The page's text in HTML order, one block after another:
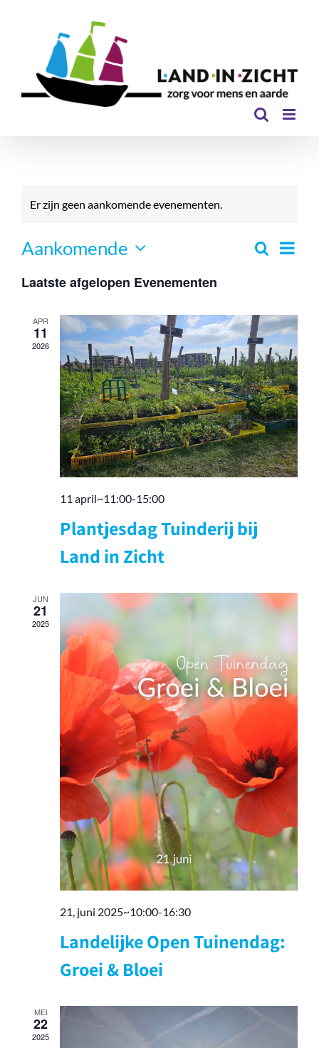
Er zijn geen aankomende evenementen.
Zoeken
Lijst
Aankomende
een
Laatste afgelopen Evenementen
APR
11
2026
11 april~11:00-15:00
Plantjesdag Tuinderij bij
Land in Zicht
JUN
21
2025
21, juni 2025~10:00-16:30
Landelijke Open Tuinendag:
Groei & Bloei
MEI
22
2025